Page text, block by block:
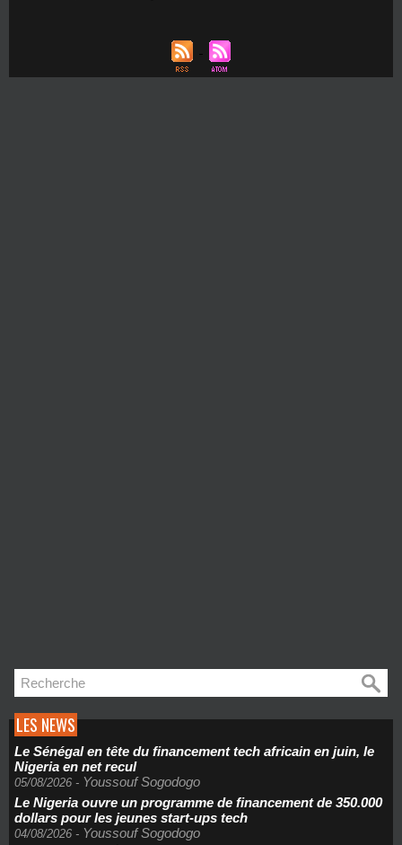
LES NEWS
Le Sénégal en tête du financement tech africain en juin, le
Nigeria en net recul
05/08/2026 - Youssouf Sogodogo
Le Nigeria ouvre un programme de financement de 350.000
dollars pour les jeunes start-ups tech
04/08/2026 - Youssouf Sogodogo